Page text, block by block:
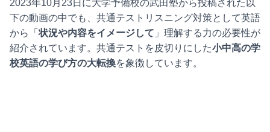
2023年10月23日に大学予備校の武田塾から投稿された以
下の動画の中でも、共通テストリスニング対策として英語
から「状況や内容をイメージして 」理解する力の必要性が
紹介されています。共通テストを皮切りにした小中高の学
校英語の学び方の大転換を象徴しています。